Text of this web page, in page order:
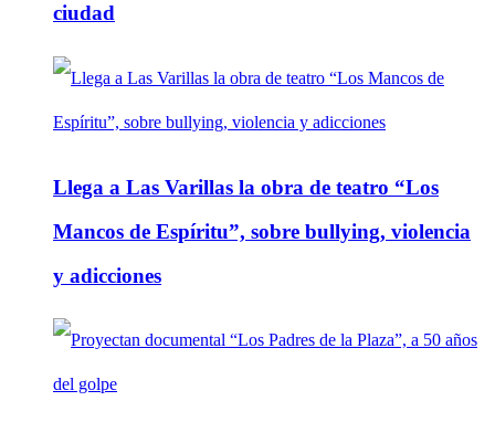
ciudad
Llega a Las Varillas la obra de teatro “Los
Mancos de Espíritu”, sobre bullying, violencia
y adicciones